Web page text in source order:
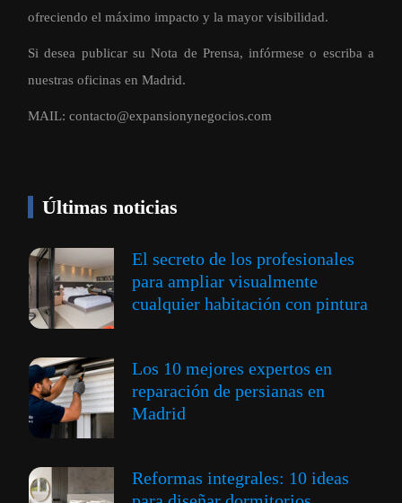
ofreciendo el máximo impacto y la mayor visibilidad.
Si desea publicar su Nota de Prensa, infórmese o escriba a
nuestras oficinas en Madrid.
MAIL: contacto@expansionynegocios.com
Últimas noticias
El secreto de los profesionales
para ampliar visualmente
cualquier habitación con pintura
Los 10 mejores expertos en
reparación de persianas en
Madrid
Reformas integrales: 10 ideas